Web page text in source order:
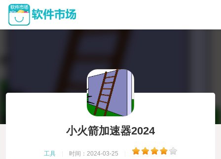
小火箭加速器2024
工具 时间：2024-03-25